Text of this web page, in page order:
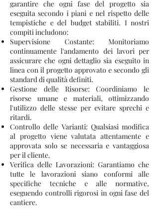
garantire che ogni fase del progetto sia
eseguita secondo i piani e nel rispetto delle
tempistiche e del budget stabiliti. I nostri
compiti includono:
Supervisione Costante: Monitoriamo
continuamente l'andamento dei lavori per
assicurare che ogni dettaglio sia eseguito in
linea con il progetto approvato e secondo gli
standard di qualità definiti.
Gestione delle Risorse: Coordiniamo le
risorse umane e materiali, ottimizzando
l'utilizzo delle stesse per evitare sprechi e
ritardi.
Controllo delle Varianti: Qualsiasi modifica
al progetto viene valutata attentamente e
approvata solo se necessaria e vantaggiosa
per il cliente.
Verifica delle Lavorazioni: Garantiamo che
tutte le lavorazioni siano conformi alle
specifiche tecniche e alle normative,
eseguendo controlli rigorosi in ogni fase del
cantiere.